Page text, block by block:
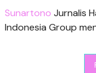
Sunartono Jurnalis
Indonesia Group